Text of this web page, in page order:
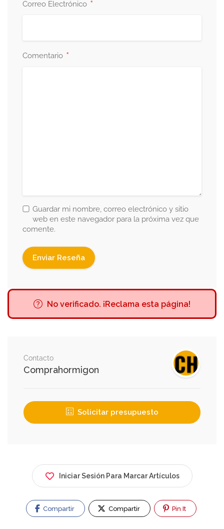
Correo Electrónico *
Comentario *
Guardar mi nombre, correo electrónico y sitio
web en este navegador para la próxima vez que
comente.
No verificado. ¡Reclama esta página!
Contacto
Comprahormigon
Solicitar presupuesto
Iniciar Sesión Para Marcar Artículos
Compartir Compartir Pin It